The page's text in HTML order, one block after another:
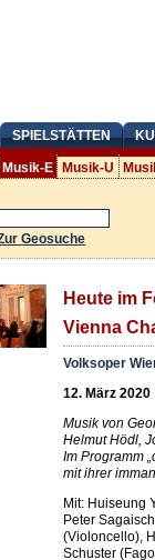
SPIELSTÄTTEN
Musik-E Musik-U
Geosuche
Heute im
Vienna
Volksoper
12. März 2020
Musik von
Helmut Hödl,
Im Programm
mit ihrer
Mit: Huiseung
Peter
(Violoncello),
Schuster